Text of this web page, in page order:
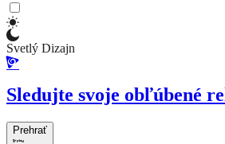
Svetlý Dizajn
Sledujte svoje obľúbené
Prehrať